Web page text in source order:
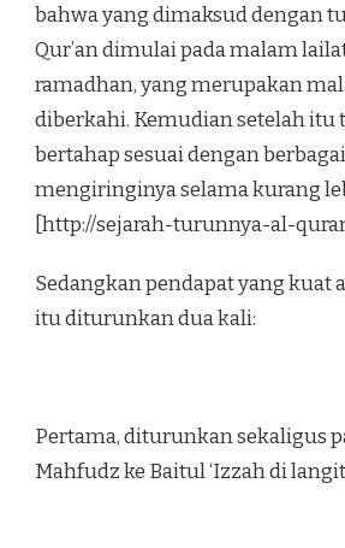
bahwa yang dimaksud dengan
Qur’an dimulai pada malam
ramadhan, yang merupakan
diberkahi. Kemudian setelah itu
bertahap sesuai dengan
mengiringinya selama kurang
[http://sejarah-turunnya-al-
Sedangkan pendapat yang kuat
itu diturunkan dua kali:
Pertama, diturunkan sekaligus
Mahfudz ke Baitul ‘Izzah di